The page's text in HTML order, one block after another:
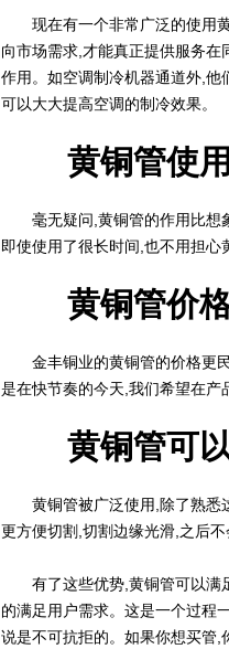
现在有一个非常广泛的使用黄
向市场需求,才能真正提供服务在
作用。如空调制冷机器通道外,他
可以大大提高空调的制冷效果。
黄铜管使
毫无疑问,黄铜管的作用比想象
即使使用了很长时间,也不用担心
黄铜管价
金丰铜业的黄铜管的价格更民
是在快节奏的今天,我们希望在产
黄铜管可
黄铜管被广泛使用,除了熟悉这
更方便切割,切割边缘光滑,之后不
有了这些优势,黄铜管可以满足
的满足用户需求。这是一个过程
说是不可抗拒的。如果你想买管,